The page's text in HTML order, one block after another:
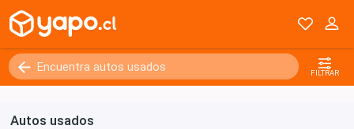
FILTRAR
Autos usados